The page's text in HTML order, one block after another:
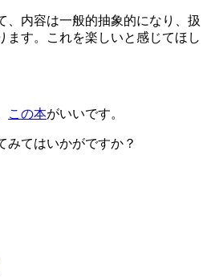
、内容は一般的抽象的になり、扱
ます。これを楽しいと感じてほし
この本がいいです。
みてはいかがですか？